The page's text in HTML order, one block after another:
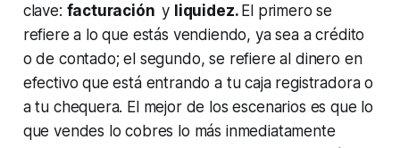
clave: facturacióny liquidez. El primero se
refiere a lo que estás vendiendo, ya sea a crédito
o de contado; el segundo, se refiere al dinero en
efectivo que está entrando a tu caja registradora o
a tu chequera. El mejor de los escenarios es que lo
que vendes lo cobres lo más inmediatamente